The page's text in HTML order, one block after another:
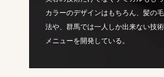
カラーのデザインはもちろん、髪の
法や、群馬では一人しか出来ない技
メニューを開発している。